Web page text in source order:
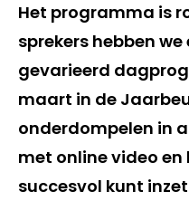
Het programma is
sprekers hebben
gevarieerd
maart in de
onderdompelen in
met online video en
succesvol kunt